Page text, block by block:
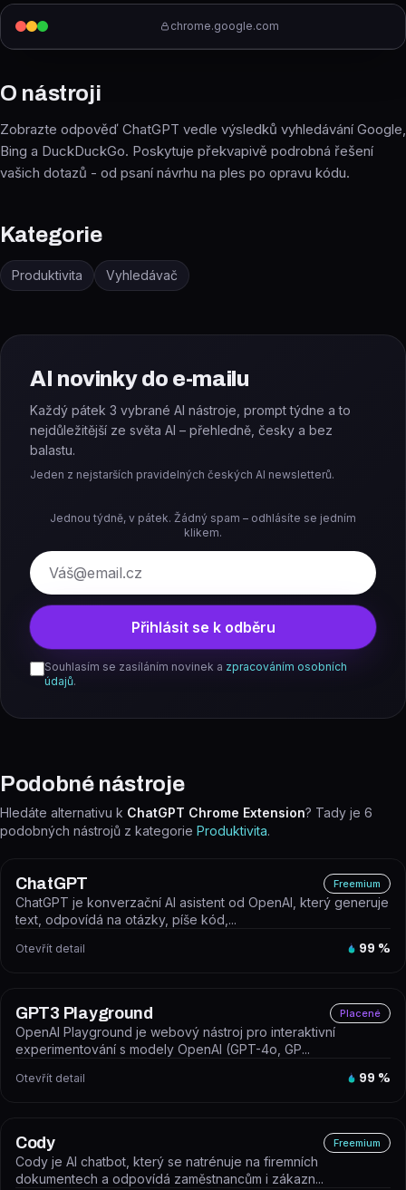
chrome.google.com
O nástroji
Zobrazte odpověď ChatGPT vedle výsledků vyhledávání Google,
Bing a DuckDuckGo. Poskytuje překvapivě podrobná řešení
vašich dotazů - od psaní návrhu na ples po opravu kódu.
Kategorie
Produktivita Vyhledávač
AI novinky do e-mailu
Každý pátek 3 vybrané AI nástroje, prompt týdne a to
nejdůležitější ze světa AI – přehledně, česky a bez
balastu.
Jeden z nejstarších pravidelných českých AI newsletterů.
Jednou týdně, v pátek. Žádný spam – odhlásíte se jedním
klikem.
E-mail
Přihlásit se k odběru
Souhlasím se zasíláním novinek a zpracováním osobních
údajů.
Podobné nástroje
Hledáte alternativu k ChatGPT Chrome Extension? Tady je 6
podobných nástrojů z kategorie Produktivita.
ChatGPT Freemium
ChatGPT je konverzační AI asistent od OpenAI, který generuje
text, odpovídá na otázky, píše kód,...
Otevřít detail 99 %
GPT3 Playground Placené
OpenAI Playground je webový nástroj pro interaktivní
experimentování s modely OpenAI (GPT-4o, GP...
Otevřít detail 99 %
Cody Freemium
Cody je AI chatbot, který se natrénuje na firemních
dokumentech a odpovídá zaměstnancům i zákazn...